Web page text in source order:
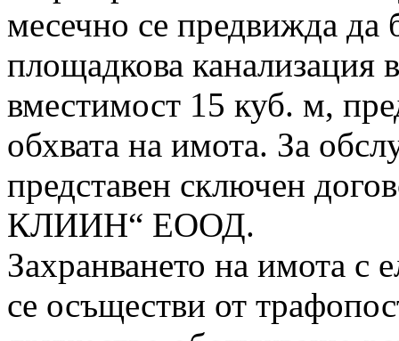
месечно се предвижда да
площадкова канализация
вместимост 15 куб. м,
обхвата на имота. За
представен сключен
КЛИИН“ ЕООД.
Захранването на имота с
се осъществи от